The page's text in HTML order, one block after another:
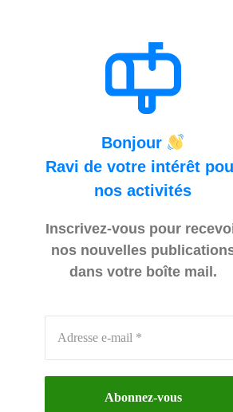
Bonjour
Ravi de votre intérêt
nos activités
Inscrivez-vous pour
nos nouvelles
dans votre boîte mail.